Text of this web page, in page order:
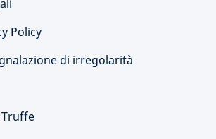
Policy
di irregolarità